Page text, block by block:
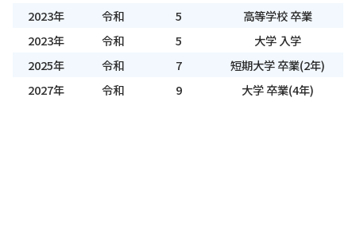
2023年
令和 5
高等学校 卒業
2023年
令和 5
大学 入学
2025年
令和 7
短期大学 卒業(2年)
2027年
令和 9 大学 卒業(4年)